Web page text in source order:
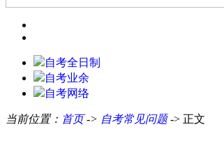
自考全日制
自考业余
自考网络
当前位置： 首页-> 自考常见问题-> 正文